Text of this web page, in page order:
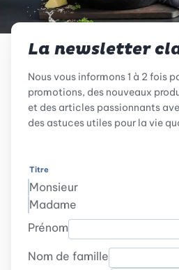
La newsletter
Nous vous informons 1 à 2 fois
promotions, des nouveaux
et des articles passionnants
des astuces utiles pour la vie
Titre
Monsieur
Madame
Prénom
Nom de famille